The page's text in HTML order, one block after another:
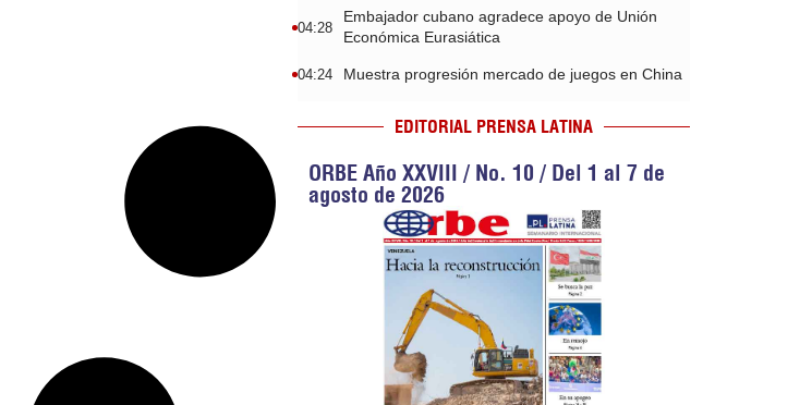
04:28
Embajador cubano agradece apoyo de Unión
Económica Eurasiática
04:24 Muestra progresión mercado de juegos en China
EDITORIAL PRENSA LATINA
ORBE Año XXVIII / No. 10 / Del 1 al 7 de
agosto de 2026